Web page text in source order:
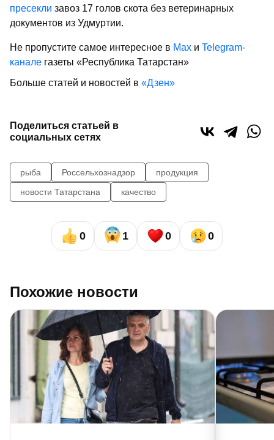
пресекли завоз 17 голов скота без ветеринарных
документов из Удмуртии.
Не пропустите самое интересное в Max и Telegram-
канале газеты «Республика Татарстан»
Больше статей и новостей в «Дзен»
Поделиться статьей в
социальных сетях
рыба Россельхознадзор
продукция
новости Татарстана
качество
0 1 0 0
Похожие новости